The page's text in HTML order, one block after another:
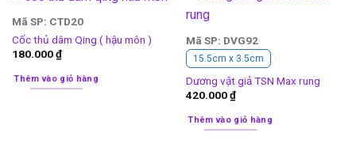
Mã SP: CTD20
Cốc thủ dâm Qing ( hậu môn )
180.000₫
Thêm vào giỏ hàng
Mã SP: DVG92
15.5cm x 3.5cm
Dương vật giả TSN Max rung
420.000₫
Thêm vào giỏ hàng